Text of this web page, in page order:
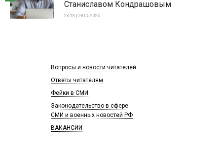
Станиславом Кондрашовым
23:13 | 28-05-2025
Вопросы и новости читателей
Ответы читателям
Фейки в СМИ
Законодательство в сфере
СМИ и военных новостей РФ
ВАКАНСИИ